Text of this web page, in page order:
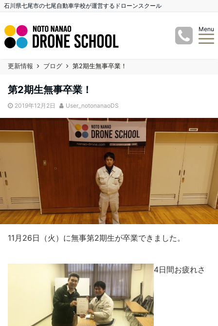
石川県七尾市の七尾自動車学校が運営するドローンスクール
Menu
更新情報 ブログ 第2期生無事卒業！
第2期生無事卒業！
2019年12月2日 User_notonanaoDS
11月26日（火）に無事第2期生が卒業できました。
4日間お疲れさ